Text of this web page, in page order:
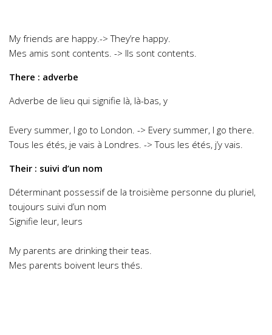
My friends are happy.-> They’re happy.
Mes amis sont contents. -> Ils sont contents.
There : adverbe
Adverbe de lieu qui signifie là, là-bas, y
Every summer, I go to London. -> Every summer, I go there.
Tous les étés, je vais à Londres. -> Tous les étés, j’y vais.
Their : suivi d’un nom
Déterminant possessif de la troisième personne du pluriel,
toujours suivi d’un nom
Signifie leur, leurs
My parents are drinking their teas.
Mes parents boivent leurs thés.